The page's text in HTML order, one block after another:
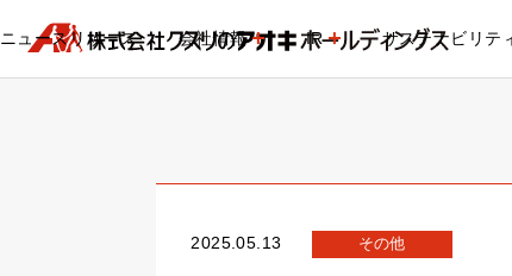
ニュースリリース 会社情報 IR サステナビリテ
2025.05.13 その他